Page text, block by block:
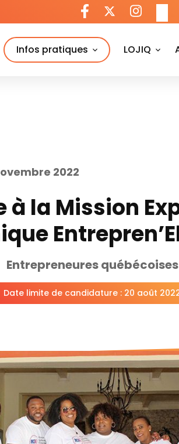
Infos pratiques LOJIQ
2022
à la Mission
Entrepreneures québécoises
Date limite de candidature : 20 août